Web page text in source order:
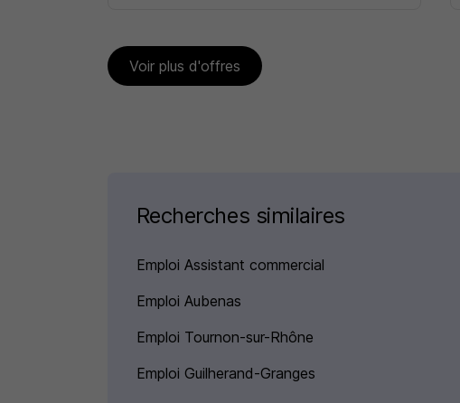
Voir plus d'offres
Recherches similaires
Emploi Assistant commercial
Emploi Aubenas
Emploi Tournon-sur-Rhône
Emploi Guilherand-Granges